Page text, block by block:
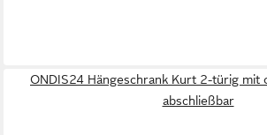
ONDIS24 Hängeschrank Kurt 2-türig mit
abschließbar